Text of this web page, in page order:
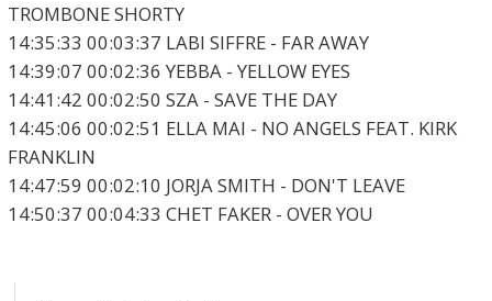
TROMBONE SHORTY
14:35:33 00:03:37 LABI SIFFRE - FAR AWAY
14:39:07 00:02:36 YEBBA - YELLOW EYES
14:41:42 00:02:50 SZA - SAVE THE DAY
14:45:06 00:02:51 ELLA MAI - NO ANGELS FEAT. KIRK
FRANKLIN
14:47:59 00:02:10 JORJA SMITH - DON'T LEAVE
14:50:37 00:04:33 CHET FAKER - OVER YOU